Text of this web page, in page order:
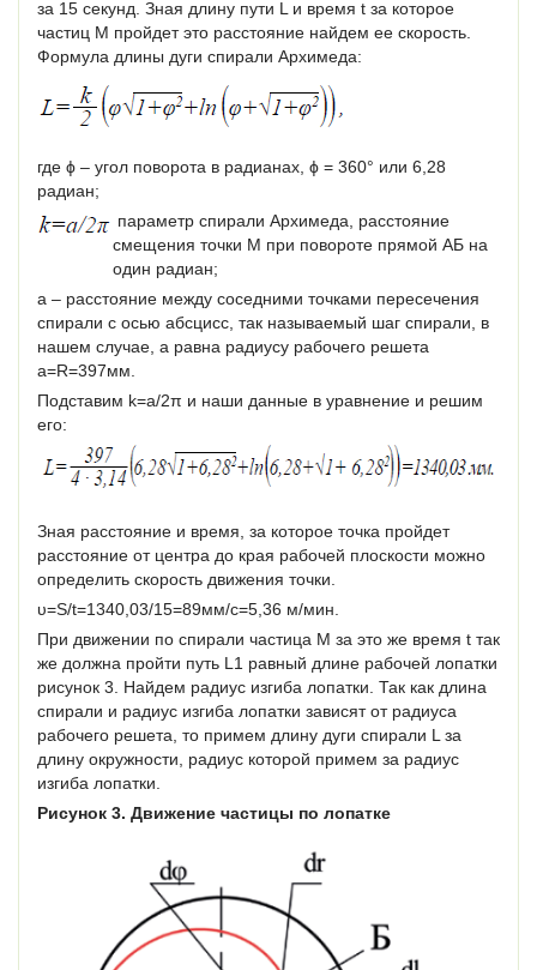
за 15 секунд. Зная длину пути L и время t за которое
частиц М пройдет это расстояние найдем ее скорость.
Формула длины дуги спирали Архимеда:
где ϕ – угол поворота в радианах, ϕ = 360° или 6,28
радиан;
параметр спирали Архимеда, расстояние
смещения точки М при повороте прямой АБ на
один радиан;
а – расстояние между соседними точками пересечения
спирали с осью абсцисс, так называемый шаг спирали, в
нашем случае, а равна радиусу рабочего решета
а=R=397мм.
Подставим k=a/2π и наши данные в уравнение и решим
его:
Зная расстояние и время, за которое точка пройдет
расстояние от центра до края рабочей плоскости можно
определить скорость движения точки.
υ=S/t=1340,03/15=89мм/c=5,36 м/мин.
При движении по спирали частица M за это же время t так
же должна пройти путь L1 равный длине рабочей лопатки
рисунок 3. Найдем радиус изгиба лопатки. Так как длина
спирали и радиус изгиба лопатки зависят от радиуса
рабочего решета, то примем длину дуги спирали L за
длину окружности, радиус которой примем за радиус
изгиба лопатки.
Рисунок 3. Движение частицы по лопатке